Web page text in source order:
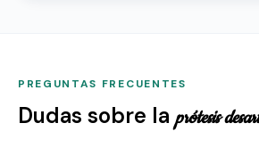
PREGUNTAS FRECUENTES
Dudas sobre laprótesis